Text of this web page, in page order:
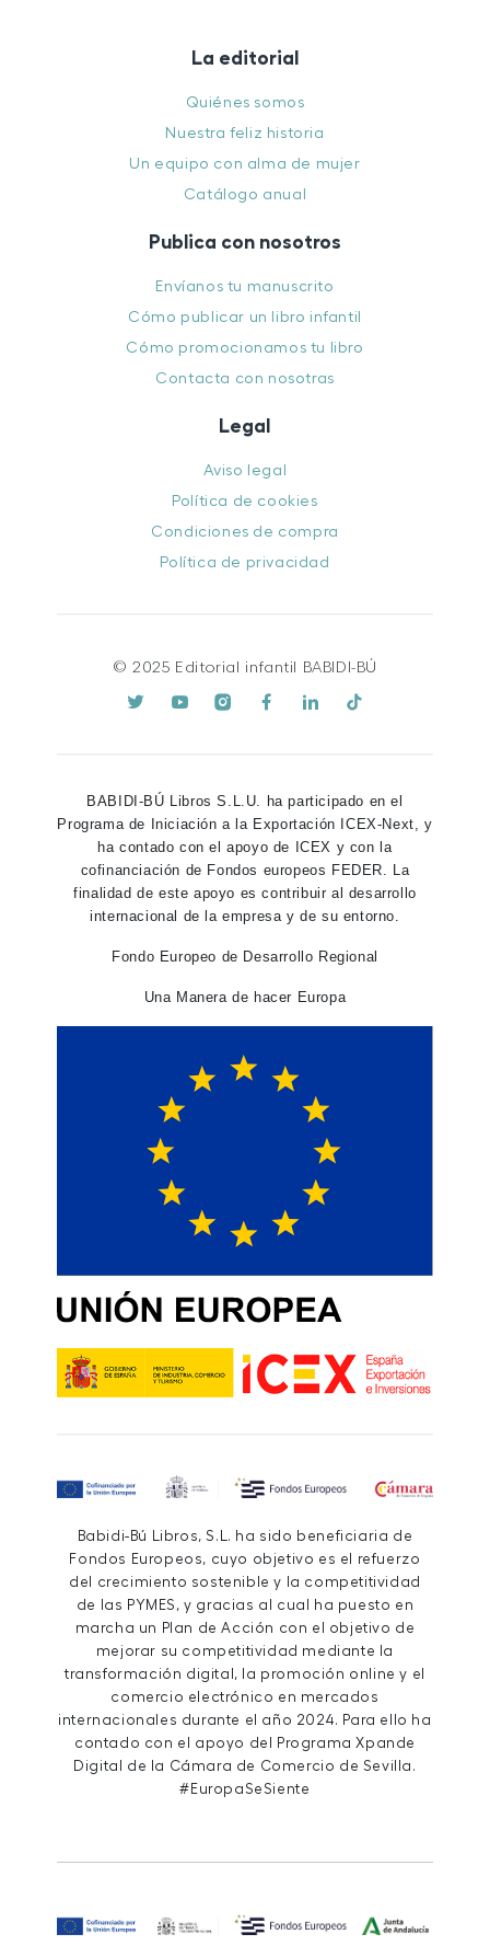
La editorial
Quiénes somos
Nuestra feliz historia
Un equipo con alma de mujer
Catálogo anual
Publica con nosotros
Envíanos tu manuscrito
Cómo publicar un libro infantil
Cómo promocionamos tu libro
Contacta con nosotras
Legal
Aviso legal
Política de cookies
Condiciones de compra
Política de privacidad
© 2025 Editorial infantil BABIDI-BÚ
BABIDI-BÚ Libros S.L.U. ha participado en el
Programa de Iniciación a la Exportación ICEX-Next, y
ha contado con el apoyo de ICEX y con la
cofinanciación de Fondos europeos FEDER. La
finalidad de este apoyo es contribuir al desarrollo
internacional de la empresa y de su entorno.
Fondo Europeo de Desarrollo Regional
Una Manera de hacer Europa
Babidi-Bú Libros, S.L. ha sido beneficiaria de
Fondos Europeos, cuyo objetivo es el refuerzo
del crecimiento sostenible y la competitividad
de las PYMES, y gracias al cual ha puesto en
marcha un Plan de Acción con el objetivo de
mejorar su competitividad mediante la
transformación digital, la promoción online y el
comercio electrónico en mercados
internacionales durante el año 2024. Para ello ha
contado con el apoyo del Programa Xpande
Digital de la Cámara de Comercio de Sevilla.
#EuropaSeSiente